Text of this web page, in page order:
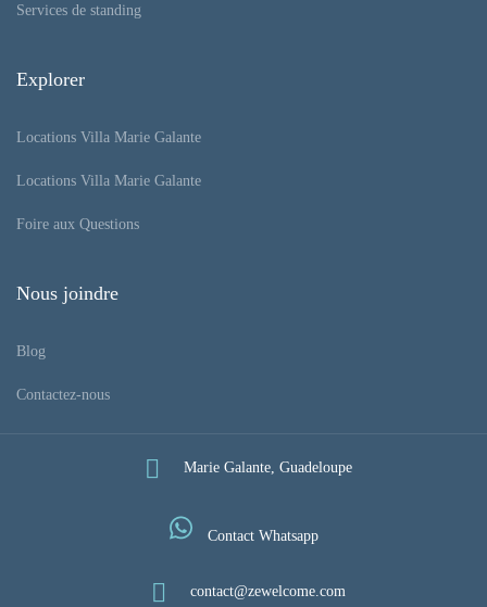
Services de standing
Explorer
Locations Villa Marie Galante
Locations Villa Marie Galante
Foire aux Questions
Nous joindre
Blog
Contactez-nous
Marie Galante, Guadeloupe
Contact Whatsapp
contact@zewelcome.com